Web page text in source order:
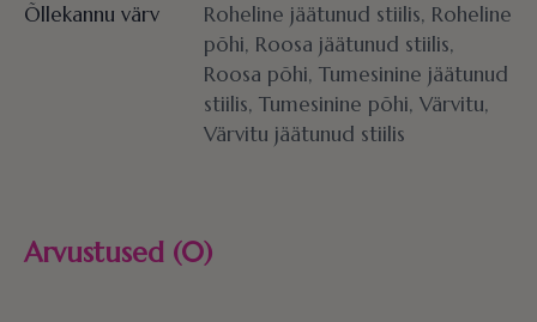
Õllekannu värv
Roheline jäätunud stiilis, Roheline
põhi, Roosa jäätunud stiilis,
Roosa põhi, Tumesinine jäätunud
stiilis, Tumesinine põhi, Värvitu,
Värvitu jäätunud stiilis
Arvustused (0)